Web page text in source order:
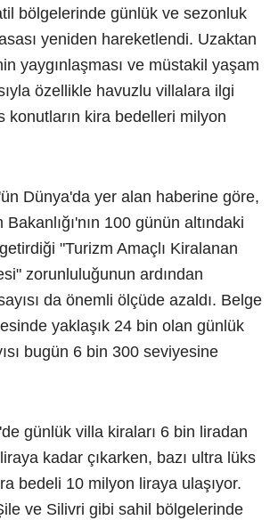
bölgelerinde günlük ve sezonluk
yeniden hareketlendi. Uzaktan
yaygınlaşması ve müstakil yaşam
özellikle havuzlu villalara ilgi
konutların kira bedelleri milyon
Dünya'da yer alan haberine göre,
100 günün altındaki
"Turizm Amaçlı Kiralanan
zorunluluğunun ardından
da önemli ölçüde azaldı. Belge
yaklaşık 24 bin olan günlük
bugün 6 bin 300 seviyesine
günlük villa kiraları 6 bin liradan
kadar çıkarken, bazı ultra lüks
bedeli 10 milyon liraya ulaşıyor.
ve Silivri gibi sahil bölgelerinde